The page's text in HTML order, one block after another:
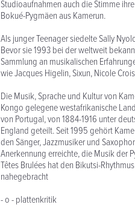
Studioaufnahmen auch die Stimme
Bokué-Pygmäen aus Kamerun.
Als junger Teenager siedelte Sally
Bevor sie 1993 bei der weltweit
Sammlung an musikalischen
wie Jacques Higelin, Sixun, Nicole
Die Musik, Sprache und Kultur von
Kongo gelegene westafrikanische
von Portugal, von 1884-1916 unter
England geteilt. Seit 1995 gehört
den Sänger, Jazzmusiker und
Anerkennung erreichte, die Musik der
Têtes Brulées hat den Bikutsi-
nahegebracht
- o - plattenkritik